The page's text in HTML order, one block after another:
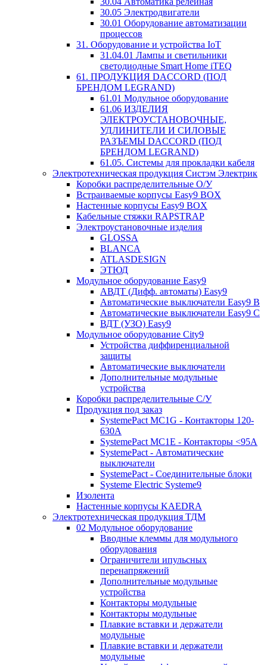
30.05 Электродвигатели
30.01 Оборудование автоматизации
процессов
31. Оборудование и устройства IoT
31.04.01 Лампы и светильники
светодиодные Smart Home iTEQ
61. ПРОДУКЦИЯ DACCORD (ПОД
БРЕНДОМ LEGRAND)
61.01 Модульное оборудование
61.06 ИЗДЕЛИЯ
ЭЛЕКТРОУСТАНОВОЧНЫЕ,
УДЛИНИТЕЛИ И СИЛОВЫЕ
РАЗЪЕМЫ DACCORD (ПОД
БРЕНДОМ LEGRAND)
61.05. Системы для прокладки кабеля
Электротехническая продукция Систэм Электрик
Коробки распределительные О/У
Встраиваемые корпусы Easy9 BOX
Настенные корпусы Easy9 BOX
Кабельные стяжки RAPSTRAP
Электроустановочные изделия
GLOSSA
BLANCA
ATLASDESIGN
ЭТЮД
Модульное оборудование Easy9
АВДТ (Дифф. автоматы) Easy9
Автоматические выключатели Easy9 В
Автоматические выключатели Easy9 С
ВДТ (УЗО) Easy9
Модульное оборудование City9
Устройства диффиренциальной
защиты
Автоматические выключатели
Дополнительные модульные
устройства
Коробки распределительные C/У
Продукция под заказ
SystemePact MC1G - Контакторы 120-
630A
SystemePact MC1E - Контакторы <95A
SystemePact - Автоматические
выключатели
SystemePact - Соединительные блоки
Systeme Electric Systeme9
Изолента
Настенные корпусы KAEDRA
Электротехническая продукция ТДМ
02 Модульное оборудование
Вводные клеммы для модульного
оборудования
Ограничители ипульсных
перенапряжений
Дополнительные модульные
устройства
Контакторы модульные
Контакторы модульные
Плавкие вставки и держатели
модульные
Плавкие вставки и держатели
модульные